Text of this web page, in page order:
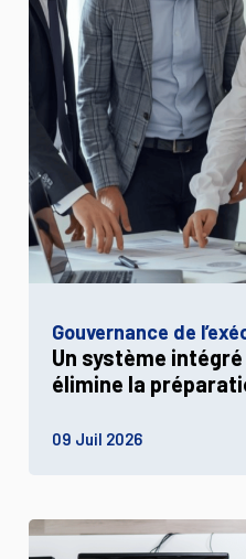
Gouvernance de
Un système
élimine la
09 Juil 2026